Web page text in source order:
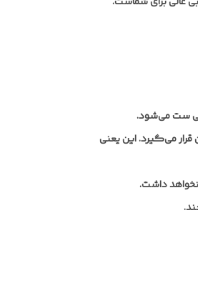
ست می‌شود.
می‌گیرد. این یعنی
داشت.